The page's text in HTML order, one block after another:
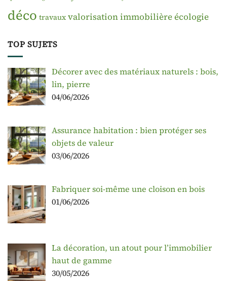
déco travaux valorisation immobilièreécologie
TOP SUJETS
Décorer avec des matériaux naturels : bois,
lin, pierre
04/06/2026
Assurance habitation : bien protéger ses
objets de valeur
03/06/2026
Fabriquer soi-même une cloison en bois
01/06/2026
La décoration, un atout pour l’immobilier
haut de gamme
30/05/2026